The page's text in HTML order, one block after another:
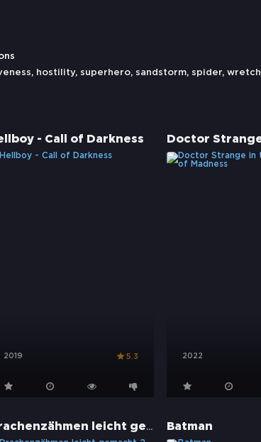
, hostility, superhero, sandstorm, spider, wretch
- Call of Darkness
2019 5.3 2022
Drachenzähmen leicht gemacht 2 Batman